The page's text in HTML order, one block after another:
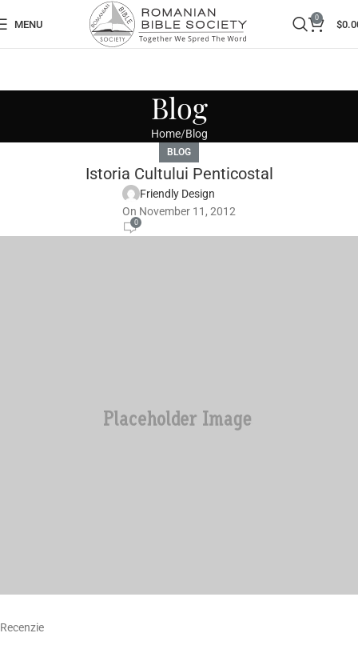
MENU
0
$
Blog
Home Blog
BLOG
Istoria Cultului Penticostal
Friendly Design
On November 11, 2012
0
Recenzie